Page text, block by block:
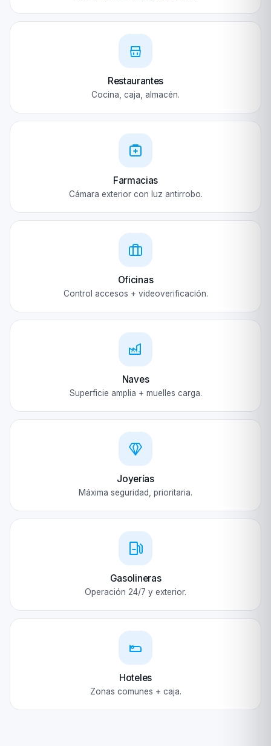
Restaurantes
Cocina, caja, almacén.
Farmacias
Cámara exterior con luz antirrobo.
Oficinas
Control accesos + videoverificación.
Naves
Superficie amplia + muelles carga.
Joyerías
Máxima seguridad, prioritaria.
Gasolineras
Operación 24/7 y exterior.
Hoteles
Zonas comunes + caja.